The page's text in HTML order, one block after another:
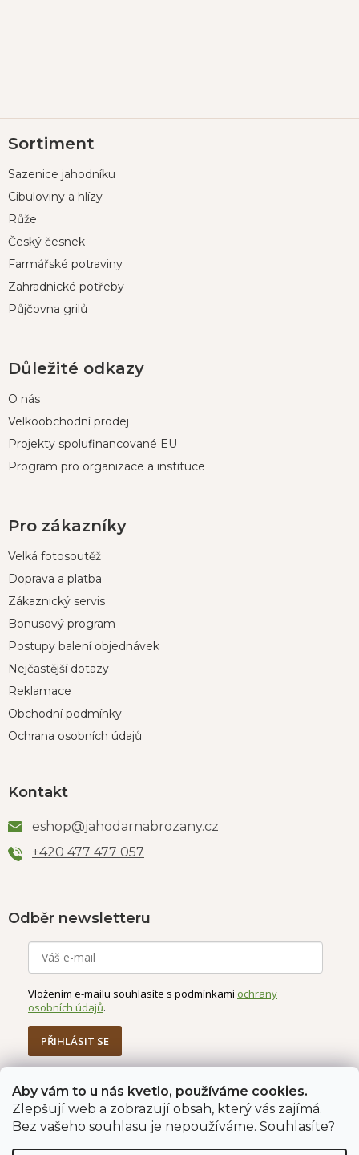
Aby vám to u nás kvetlo, používáme cookies.
Zlepšují web a zobrazují obsah, který vás zajímá.
Bez vašeho souhlasu je nepoužíváme. Souhlasíte?
á
a
Sortiment
Sazenice jahodníku
Cibuloviny a hlízy
Růže
Český česnek
Farmářské potraviny
Zahradnické potřeby
Půjčovna grilů
Důležité odkazy
O nás
Velkoobchodní prodej
Projekty spolufinancované EU
Program pro organizace a instituce
Pro zákazníky
Velká fotosoutěž
Doprava a platba
Zákaznický servis
Bonusový program
Postupy balení objednávek
Nejčastější dotazy
Reklamace
Obchodní podmínky
Ochrana osobních údajů
Kontakt
eshop@jahodarnabrozany.cz
+420 477 477 057
Odběr newsletteru
Vložením e-mailu souhlasíte s podmínkami ochrany
osobních údajů.
PŘIHLÁSIT SE
Jahodárna Brozany Obchodní podmínky
Podmínky ochrany údajů